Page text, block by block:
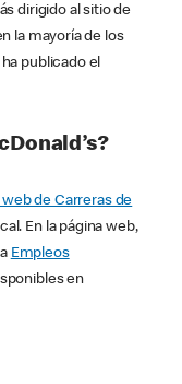
dirigido al sitio de
la mayoría de los
publicado el
web de Carreras de
En la página web,
Empleos
en